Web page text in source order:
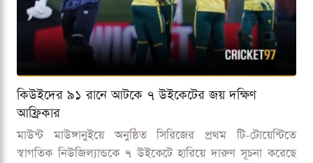
কিউইদের ৯১ রানে আটকে ৭ উইকেটের জয় দক্ষিণ
আফ্রিকার
মাউন্ট মাউঙ্গানুইয়ে অনুষ্ঠিত সিরিজের প্রথম টি-টোয়েন্টিতে
স্বাগতিক নিউজিল্যান্ডকে ৭ উইকেটে হারিয়ে দারুণ সূচনা করেছে